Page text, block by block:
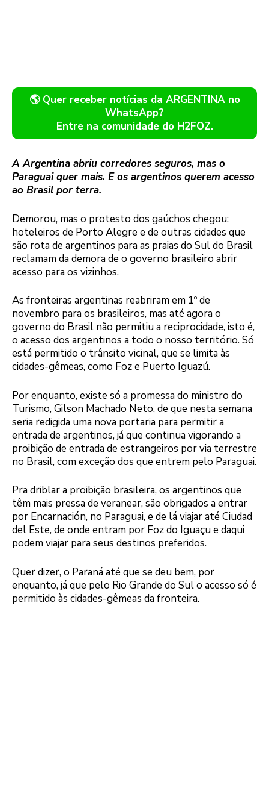
🌎 Quer receber notícias da ARGENTINA no
WhatsApp?
Entre na comunidade do H2FOZ.
A Argentina abriu corredores seguros, mas o
Paraguai quer mais. E os argentinos querem acesso
ao Brasil por terra.
Demorou, mas o protesto dos gaúchos chegou:
hoteleiros de Porto Alegre e de outras cidades que
são rota de argentinos para as praias do Sul do Brasil
reclamam da demora de o governo brasileiro abrir
acesso para os vizinhos.
As fronteiras argentinas reabriram em 1º de
novembro para os brasileiros, mas até agora o
governo do Brasil não permitiu a reciprocidade, isto é,
o acesso dos argentinos a todo o nosso território. Só
está permitido o trânsito vicinal, que se limita às
cidades-gêmeas, como Foz e Puerto Iguazú.
Por enquanto, existe só a promessa do ministro do
Turismo, Gilson Machado Neto, de que nesta semana
seria redigida uma nova portaria para permitir a
entrada de argentinos, já que continua vigorando a
proibição de entrada de estrangeiros por via terrestre
no Brasil, com exceção dos que entrem pelo Paraguai.
Pra driblar a proibição brasileira, os argentinos que
têm mais pressa de veranear, são obrigados a entrar
por Encarnación, no Paraguai, e de lá viajar até Ciudad
del Este, de onde entram por Foz do Iguaçu e daqui
podem viajar para seus destinos preferidos.
Quer dizer, o Paraná até que se deu bem, por
enquanto, já que pelo Rio Grande do Sul o acesso só é
permitido às cidades-gêmeas da fronteira.